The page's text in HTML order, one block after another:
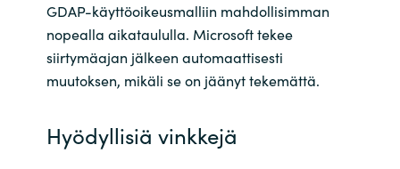
Philippines
Poland
Qatar
GDAP-käyttöoikeusmalliin mahdollisimman
nopealla aikataululla. Microsoft tekee
siirtymäajan jälkeen automaattisesti
muutoksen, mikäli se on jäänyt tekemättä.
Hyödyllisiä vinkkejä